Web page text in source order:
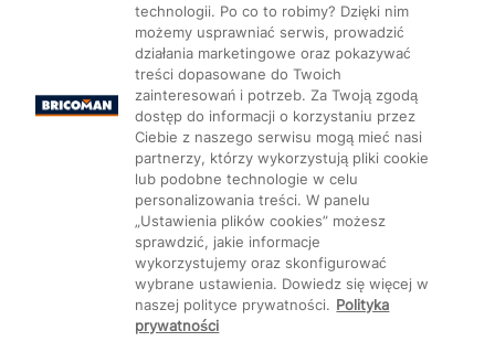
Mapa Strony: Kategorie Produkty Marki CMS
Ustawienia plików cookie
technologii. Po co to robimy? Dzięki nim
możemy usprawniać serwis, prowadzić
działania marketingowe oraz pokazywać
treści dopasowane do Twoich
zainteresowań i potrzeb. Za Twoją zgodą
dostęp do informacji o korzystaniu przez
Ciebie z naszego serwisu mogą mieć nasi
partnerzy, którzy wykorzystują pliki cookie
lub podobne technologie w celu
personalizowania treści. W panelu
„Ustawienia plików cookies” możesz
sprawdzić, jakie informacje
wykorzystujemy oraz skonfigurować
wybrane ustawienia. Dowiedz się więcej w
naszej polityce prywatności. Polityka
prywatności